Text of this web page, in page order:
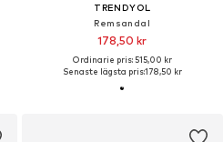
TRENDYOL
Remsandal
178,50 kr
Ordinarie pris: 515,00 kr
Senaste lägsta pris:178,50 kr